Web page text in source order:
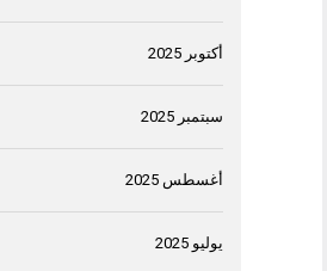
أكتوبر 2025
سبتمبر 2025
أغسطس 2025
يوليو 2025